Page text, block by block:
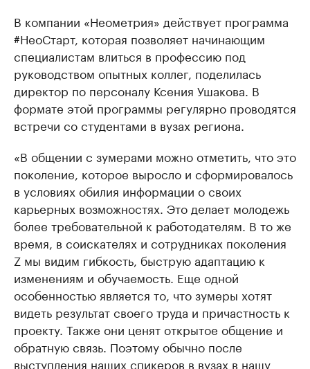
В компании «Неометрия» действует программа
#НеоСтарт, которая позволяет начинающим
специалистам влиться в профессию под
руководством опытных коллег, поделилась
директор по персоналу Ксения Ушакова. В
формате этой программы регулярно проводятся
встречи со студентами в вузах региона.
«В общении с зумерами можно отметить, что это
поколение, которое выросло и сформировалось
в условиях обилия информации о своих
карьерных возможностях. Это делает молодежь
более требовательной к работодателям. В то же
время, в соискателях и сотрудниках поколения
Z мы видим гибкость, быструю адаптацию к
изменениям и обучаемость. Еще одной
особенностью является то, что зумеры хотят
видеть результат своего труда и причастность к
проекту. Также они ценят открытое общение и
обратную связь. Поэтому обычно после
выступления наших спикеров в вузах в нашу